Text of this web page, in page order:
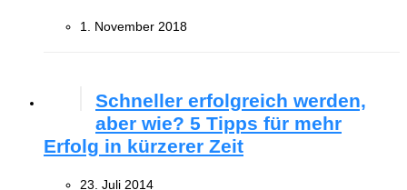
1. November 2018
Schneller erfolgreich werden,
aber wie? 5 Tipps für mehr
Erfolg in kürzerer Zeit
23. Juli 2014